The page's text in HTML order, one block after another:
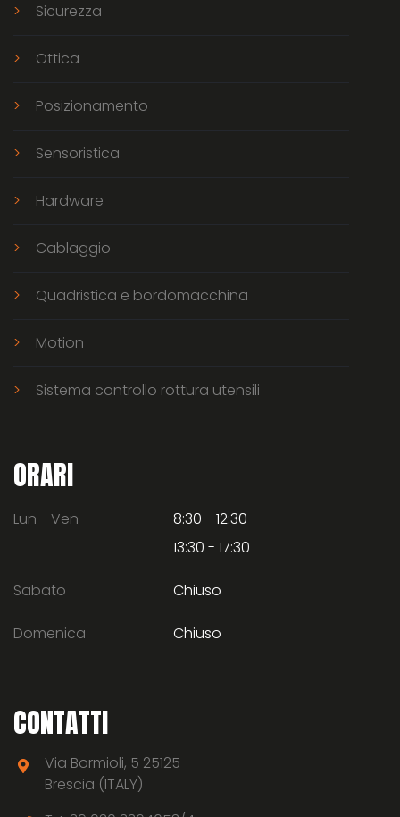
Sicurezza
Ottica
Posizionamento
Sensoristica
Hardware
Cablaggio
Quadristica e bordomacchina
Motion
Sistema controllo rottura utensili
ORARI
Lun - Ven
8:30 - 12:30
13:30 - 17:30
Sabato Chiuso
Domenica Chiuso
CONTATTI
Via Bormioli, 5 25125
Brescia (ITALY)